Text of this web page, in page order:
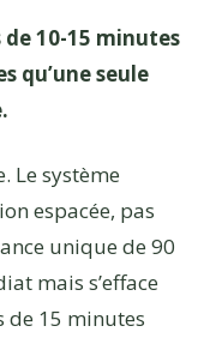
10-15 minutes
qu’une seule
Le système
espacée, pas
unique de 90
mais s’efface
de 15 minutes